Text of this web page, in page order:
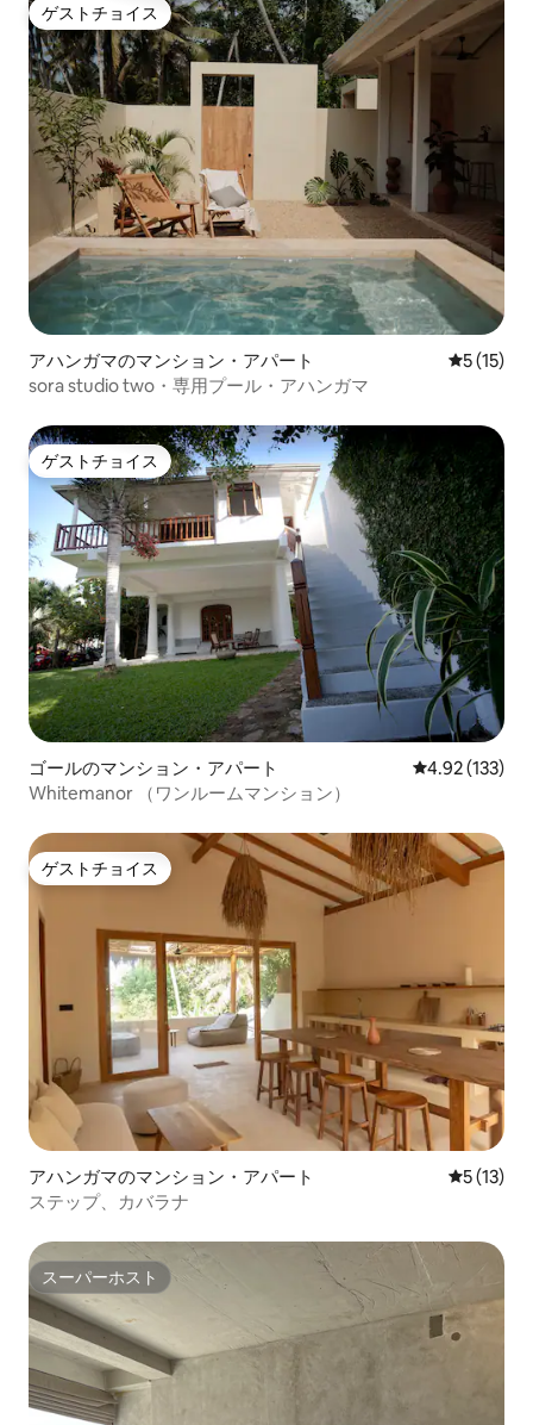
ゲストチョイス
ゲストチョイス
アハンガマのマンション・アパート レビュー
5 (15)
sora studio two・専用プール・アハンガマ
ゲストチョイス
ゲストチョイス
ゴールのマンション・アパート レビュー133
4.92 (133)
Whitemanor （ワンルームマンション）
ゲストチョイス
ゲストチョイス
アハンガマのマンション・アパート レビュー
5 (13)
ステップ、カバラナ
スーパーホスト
スーパーホスト